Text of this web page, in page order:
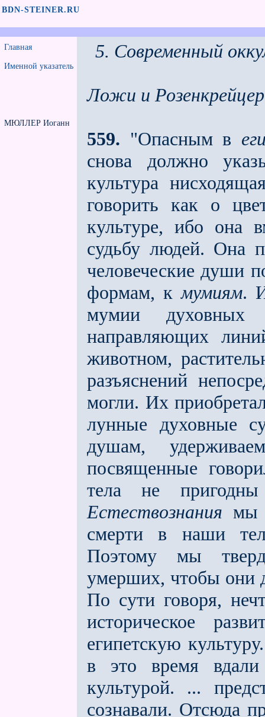
BDN-STEINER.RU
Главная
Именной указатель
МЮЛЛЕР Иоганн
5. Современный
Ложи и
559. "Опасным в
снова должно
культура
говорить как о
культуре, ибо она
судьбу людей. Она
человеческие души
формам, к мумиям.
мумии духовных
направляющих
животном,
разъяснений
могли. Их
лунные духовные
душам,
посвященные
тела не пригодны
Естествознания мы
смерти в наши
Поэтому мы
умерших, чтобы они
По сути говоря,
историческое
египетскую
в это время
культурой. ...
сознавали. Отсюда